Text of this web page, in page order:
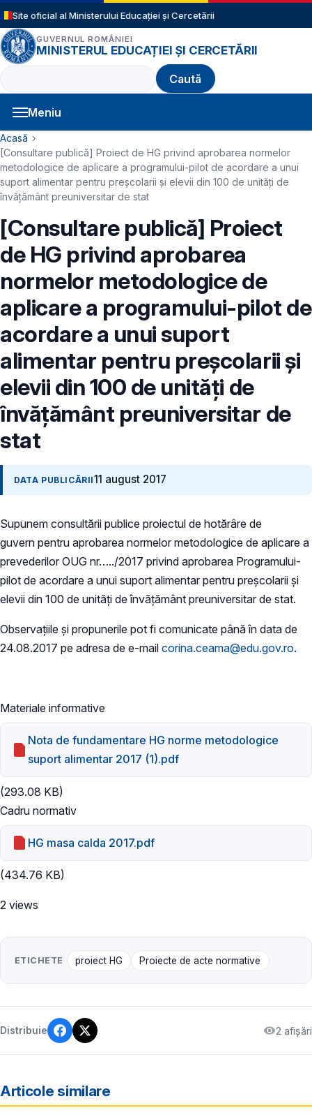
Sari la conținutul principal
Site oficial al Ministerului Educației și Cercetării
GUVERNUL ROMÂNIEI
MINISTERUL EDUCAȚIEI ȘI CERCETĂRII
Caută
Meniu
Navigație principală
Cale de navigare
Acasă
[Consultare publică] Proiect de HG privind aprobarea normelor
metodologice de aplicare a programului-pilot de acordare a unui
suport alimentar pentru preșcolarii și elevii din 100 de unități de
învățământ preuniversitar de stat
[Consultare publică] Proiect
de HG privind aprobarea
normelor metodologice de
aplicare a programului-pilot de
acordare a unui suport
alimentar pentru preșcolarii și
elevii din 100 de unități de
învățământ preuniversitar de
stat
DATA PUBLICĂRII11 august 2017
Supunem consultării publice proiectul de hotărâre de
guvern pentru aprobarea normelor metodologice de aplicare a
prevederilor OUG nr…../2017 privind aprobarea Programului-
pilot de acordare a unui suport alimentar pentru preșcolarii și
elevii din 100 de unități de învățământ preuniversitar de stat.
Observațiile și propunerile pot fi comunicate până în data de
24.08.2017 pe adresa de e-mail corina.ceama@edu.gov.ro.
Materiale informative
Nota de fundamentare HG norme metodologice
suport alimentar 2017 (1).pdf
(293.08 KB)
Cadru normativ
HG masa calda 2017.pdf
(434.76 KB)
2 views
ETICHETE proiect HG Proiecte de acte normative
Distribuie 2 afișări
Articole similare